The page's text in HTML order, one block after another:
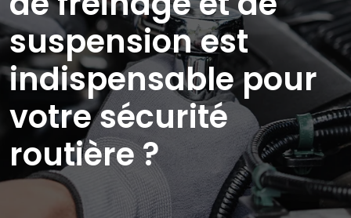
suspension est
indispensable pour
votre sécurité
routière ?